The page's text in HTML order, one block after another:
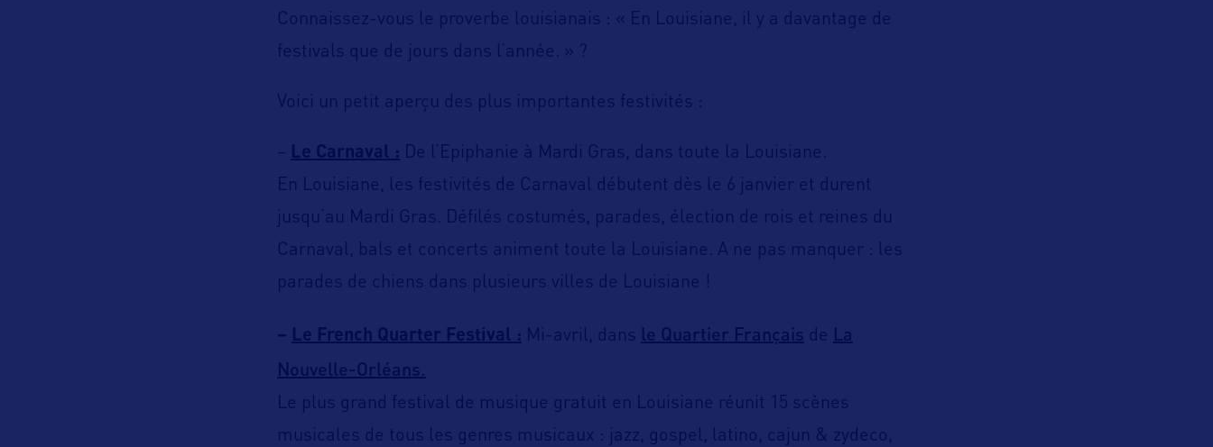
Connaissez-vous le proverbe louisianais : « En Louisiane, il y a davantage de
festivals que de jours dans l’année. » ?
Voici un petit aperçu des plus importantes festivités :
– Le Carnaval : De l’Epiphanie à Mardi Gras, dans toute la Louisiane.
En Louisiane, les festivités de Carnaval débutent dès le 6 janvier et durent
jusqu’au Mardi Gras. Défilés costumés, parades, élection de rois et reines du
Carnaval, bals et concerts animent toute la Louisiane. A ne pas manquer : les
parades de chiens dans plusieurs villes de Louisiane !
– Le French Quarter Festival : Mi-avril, dans le Quartier Français de La
Nouvelle-Orléans.
Le plus grand festival de musique gratuit en Louisiane réunit 15 scènes
musicales de tous les genres musicaux : jazz, gospel, latino, cajun & zydeco,